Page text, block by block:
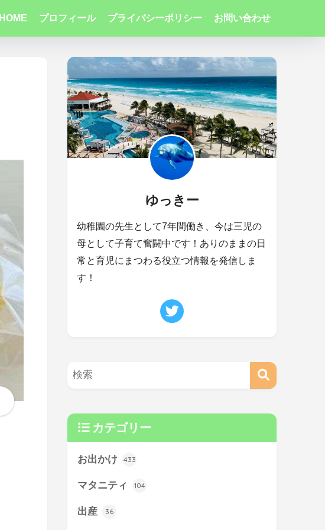
HOME プロフィール プライバシーポリシー お問い合わせ
ゆっきー
幼稚園の先生として7年間働き、今は三児の
母として子育て奮闘中です！ありのままの日
常と育児にまつわる役立つ情報を発信しま
す！
カテゴリー
お出かけ 433
マタニティ 104
出産 36